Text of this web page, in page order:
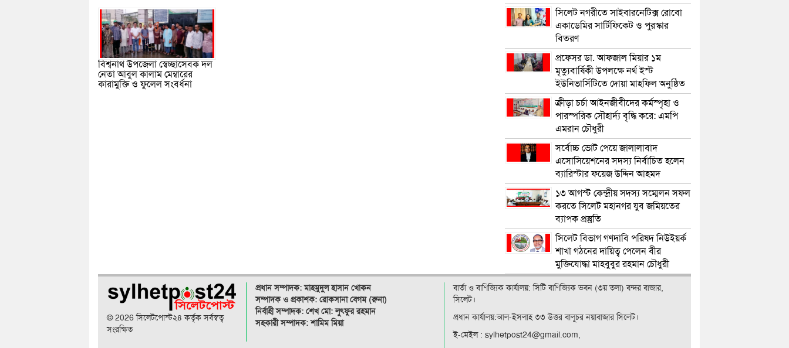
বিশ্বনাথ উপজেলা স্বেচ্ছাসেবক দল
নেতা আবুল কালাম মেম্বারের
কারামুক্তি ও ফুলেল সংবর্ধনা
সিলেট নগরীতে সাইবারনেটিক্স রোবো
একাডেমির সার্টিফিকেট ও পুরস্কার
বিতরণ
প্রফেসর ডা. আফজাল মিয়ার ১ম
মৃত্যুবার্ষিকী উপলক্ষে নর্থ ইস্ট
ইউনিভার্সিটিতে দোয়া মাহফিল অনুষ্ঠিত
ক্রীড়া চর্চা আইনজীবীদের কর্মস্পৃহা ও
পারস্পরিক সৌহার্দ্য বৃদ্ধি করে: এমপি
এমরান চৌধুরী
সর্বোচ্চ ভোট পেয়ে জালালাবাদ
এসোসিয়েশনের সদস্য নির্বাচিত হলেন
ব্যারিস্টার ফয়েজ উদ্দিন আহমদ
১৩ আগস্ট কেন্দ্রীয় সদস্য সম্মেলন সফল
করতে সিলেট মহানগর যুব জমিয়তের
ব্যাপক প্রস্তুতি
সিলেট বিভাগ গণদাবি পরিষদ নিউইয়র্ক
শাখা গঠনের দায়িত্ব পেলেন বীর
মুক্তিযোদ্ধা মাহবুবুর রহমান চৌধুরী
© 2026 সিলেটপোস্ট২৪ কর্তৃক সর্বস্বত্ব
সংরক্ষিত
প্রধান সম্পাদক: মাহমুদুল হাসান খোকন
সম্পাদক ও প্রকাশক: রোকসানা বেগম (রুনা)
নির্বাহী সম্পাদক: শেখ মো: লুৎফুর রহমান
সহকারী সম্পাদক: শামিম মিয়া
বার্তা ও বাণিজ্যিক কার্যালয়: সিটি বাণিজ‍্যিক ভবন (৩য় তলা) বন্দর বাজার,
সিলেট।
প্রধান কার্যালয়:আল-ইসলাহ ৩৩ উত্তর বালুচর নয়াবাজার সিলেট।
ই-মেইল : sylhetpost24@gmail.com,